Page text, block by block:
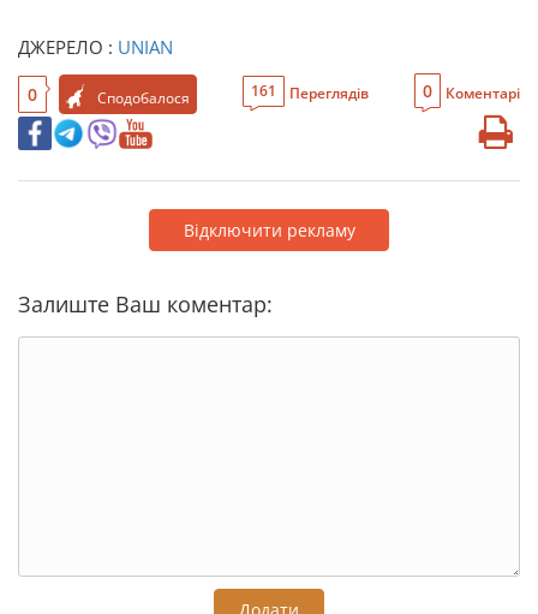
ДЖЕРЕЛО : UNIAN
0 Сподобалося 161 Переглядів 0 Коментарі
Відключити рекламу
Залиште Ваш коментар: